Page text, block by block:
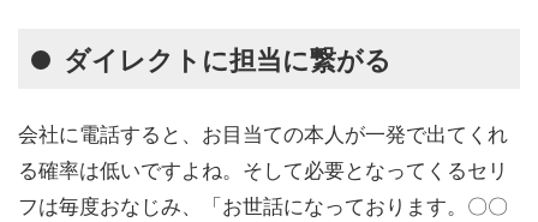
ダイレクトに担当に繋がる
会社に電話すると、お目当ての本人が一発で出てくれ
る確率は低いですよね。そして必要となってくるセリ
フは毎度おなじみ、「お世話になっております。〇〇